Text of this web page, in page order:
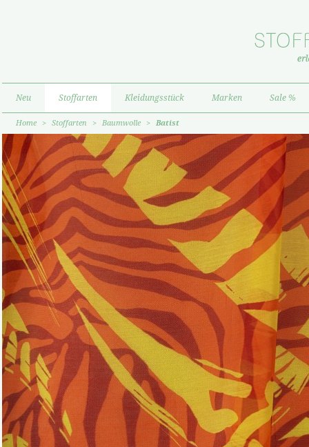
Neu Stoffarten Kleidungsstück Marken Sale %
Home > Stoffarten > Baumwolle > Batist